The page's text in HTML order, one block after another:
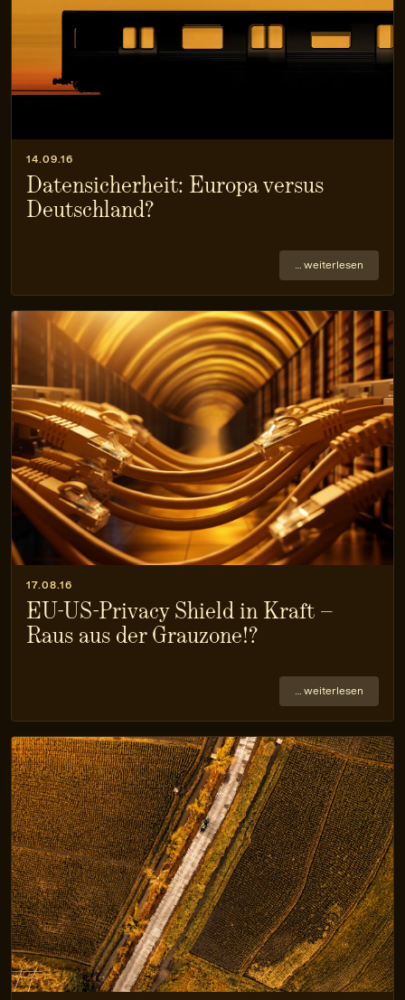
14.09.16
Datensicherheit: Europa versus
Deutschland?
… weiterlesen
17.08.16
EU-US-Privacy Shield in Kraft –
Raus aus der Grauzone!?
… weiterlesen